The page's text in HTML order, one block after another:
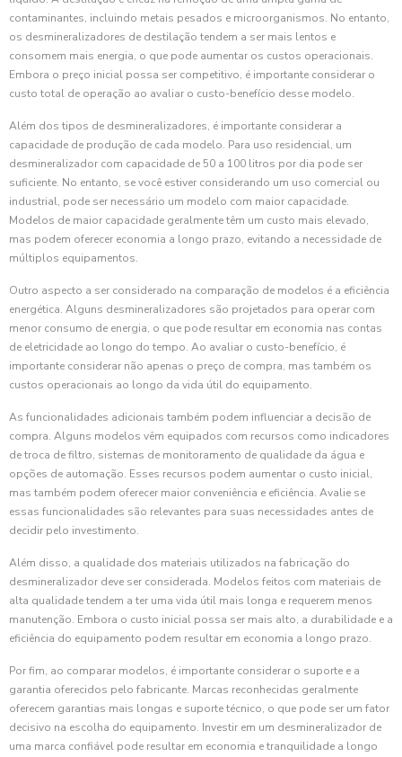
contaminantes, incluindo metais pesados e microorganismos. No entanto,
os desmineralizadores de destilação tendem a ser mais lentos e
consomem mais energia, o que pode aumentar os custos operacionais.
Embora o preço inicial possa ser competitivo, é importante considerar o
custo total de operação ao avaliar o custo-benefício desse modelo.
Além dos tipos de desmineralizadores, é importante considerar a
capacidade de produção de cada modelo. Para uso residencial, um
desmineralizador com capacidade de 50 a 100 litros por dia pode ser
suficiente. No entanto, se você estiver considerando um uso comercial ou
industrial, pode ser necessário um modelo com maior capacidade.
Modelos de maior capacidade geralmente têm um custo mais elevado,
mas podem oferecer economia a longo prazo, evitando a necessidade de
múltiplos equipamentos.
Outro aspecto a ser considerado na comparação de modelos é a eficiência
energética. Alguns desmineralizadores são projetados para operar com
menor consumo de energia, o que pode resultar em economia nas contas
de eletricidade ao longo do tempo. Ao avaliar o custo-benefício, é
importante considerar não apenas o preço de compra, mas também os
custos operacionais ao longo da vida útil do equipamento.
As funcionalidades adicionais também podem influenciar a decisão de
compra. Alguns modelos vêm equipados com recursos como indicadores
de troca de filtro, sistemas de monitoramento de qualidade da água e
opções de automação. Esses recursos podem aumentar o custo inicial,
mas também podem oferecer maior conveniência e eficiência. Avalie se
essas funcionalidades são relevantes para suas necessidades antes de
decidir pelo investimento.
Além disso, a qualidade dos materiais utilizados na fabricação do
desmineralizador deve ser considerada. Modelos feitos com materiais de
alta qualidade tendem a ter uma vida útil mais longa e requerem menos
manutenção. Embora o custo inicial possa ser mais alto, a durabilidade e a
eficiência do equipamento podem resultar em economia a longo prazo.
Por fim, ao comparar modelos, é importante considerar o suporte e a
garantia oferecidos pelo fabricante. Marcas reconhecidas geralmente
oferecem garantias mais longas e suporte técnico, o que pode ser um fator
decisivo na escolha do equipamento. Investir em um desmineralizador de
uma marca confiável pode resultar em economia e tranquilidade a longo